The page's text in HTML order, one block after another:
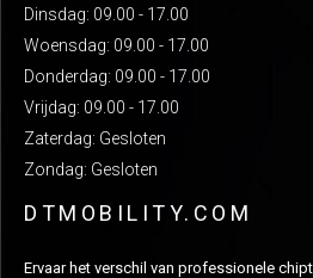
Dinsdag: 09.00 - 17.00
Woensdag: 09.00 - 17.00
Donderdag: 09.00 - 17.00
Vrijdag: 09.00 - 17.00
Zaterdag: Gesloten
Zondag: Gesloten
DTMOBILITY.COM
Ervaar het verschil van professionele